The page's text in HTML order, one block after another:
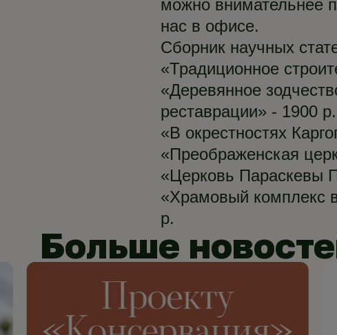
можно внимательнее
нас в офисе.
Сборник научных
«Традиционное
«Деревянное
реставрации» - 1900 р.
«В окрестностях
«Преображенская
«Церковь Параскевы
«Храмовый комплекс
р.
Больше